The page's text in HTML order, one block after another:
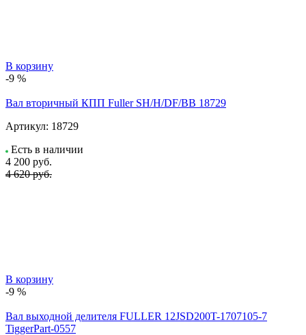
В корзину
-9 %
Вал вторичный КПП Fuller SH/H/DF/BB 18729
Артикул: 18729
Есть в наличии
4 200 руб.
4 620 руб.
В корзину
-9 %
Вал выходной делителя FULLER 12JSD200T-1707105-7
TiggerPart-0557